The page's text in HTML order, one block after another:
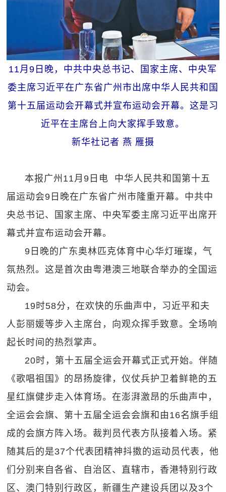
11月9日晚，中共中央总书记、国家主席、中央军
委主席习近平在广东省广州市出席中华人民共和国
第十五届运动会开幕式并宣布运动会开幕。这是习
近平在主席台上向大家挥手致意。
新华社记者 燕 雁摄
本报广州11月9日电 中华人民共和国第十五
届运动会9日晚在广东省广州市隆重开幕。中共中
央总书记、国家主席、中央军委主席习近平出席开
幕式并宣布运动会开幕。
9日晚的广东奥林匹克体育中心华灯璀璨，气
氛热烈。这是首次由粤港澳三地联合举办的全国运
动会。
19时58分，在欢快的乐曲声中，习近平和夫
人彭丽媛等步入主席台，向观众挥手致意。全场响
起长时间的热烈掌声。
20时，第十五届全运会开幕式正式开始。伴随
《歌唱祖国》的昂扬旋律，仪仗兵护卫着鲜艳的五
星红旗健步走入体育场。在澎湃激昂的乐曲声中，
全运会会旗、第十五届全运会会旗和由16名旗手组
成的会旗方阵入场。裁判员代表方队接着入场。紧
随其后的是37个代表团精神抖擞的运动员代表，他
们分别来自各省、自治区、直辖市，香港特别行政
区、澳门特别行政区，新疆生产建设兵团以及3个